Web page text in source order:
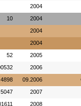
2004
10 2004
2004
2004
52 2005
2006
4898 09.2006
5047 2007
2008